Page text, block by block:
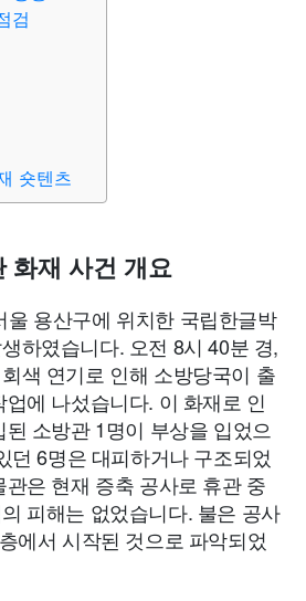
검
숏텐츠
화재 사건 개요
울 용산구에 위치한 국립한글박
하였습니다. 오전 8시 40분 경,
색 연기로 인해 소방당국이 출
에 나섰습니다. 이 화재로 인
소방관 1명이 부상을 입었으
던 6명은 대피하거나 구조되었
은 현재 증축 공사로 휴관 중
피해는 없었습니다. 불은 공사
에서 시작된 것으로 파악되었